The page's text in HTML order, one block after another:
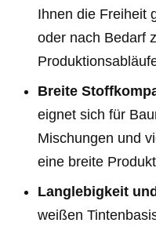
Ihnen die Freiheit
oder nach Bedarf
Breite
eignet sich für
Mischungen und
eine breite
Langlebigkeit
weißen